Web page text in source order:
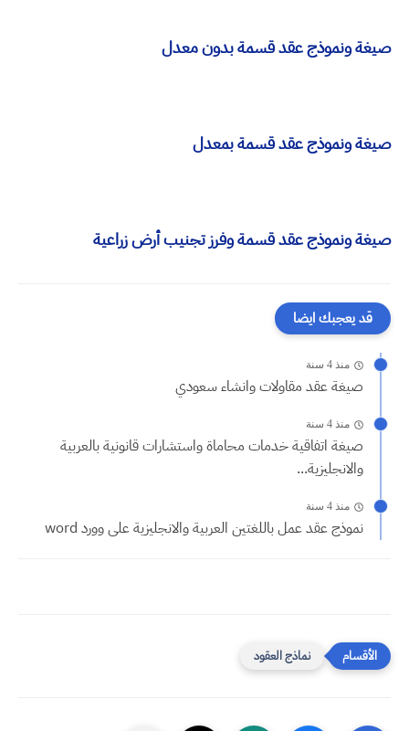
صيغة ونموذج عقد قسمة بدون معدل
صيغة ونموذج عقد قسمة بمعدل
صيغة ونموذج عقد قسمة وفرز تجنيب أرض زراعية
قد يعجبك ايضا
منذ 4 سنة
صيغة عقد مقاولات وانشاء سعودي
منذ 4 سنة
صيغة اتفاقية خدمات محاماة واستشارات قانونية بالعربية
والانجليزية...
منذ 4 سنة
نموذج عقد عمل باللغتين العربية والانجليزية على وورد word
نماذج العقود